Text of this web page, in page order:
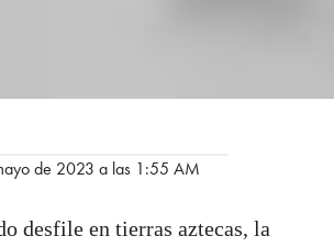
de 2023 a las 1:55 AM
desfile en tierras aztecas, la